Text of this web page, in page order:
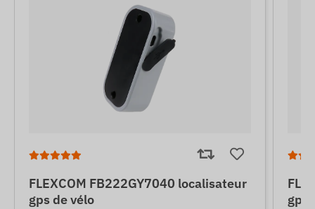
FLEXCOM FB222GY7040 localisateur
gps de vélo
gps